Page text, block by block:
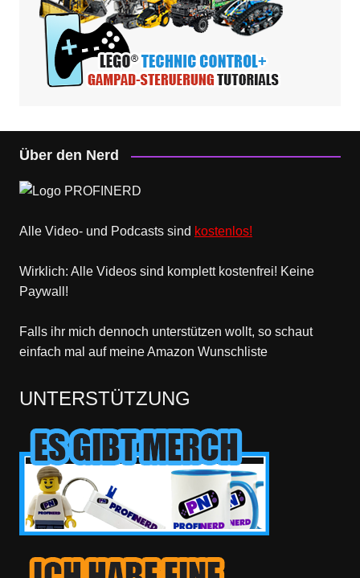
Über den Nerd
Alle Video- und Podcasts sind kostenlos!
Wirklich: Alle Videos sind komplett kostenfrei! Keine
Paywall!
Falls ihr mich dennoch unterstützen wollt, so schaut
einfach mal auf meine Amazon Wunschliste
UNTERSTÜTZUNG